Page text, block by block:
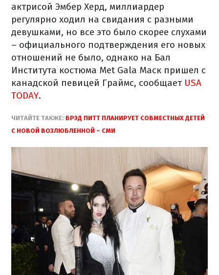
актрисой Эмбер Херд, миллиардер
регулярно ходил на свидания с разными
девушками, но все это было скорее слухами
– официального подтверждения его новых
отношений не было, однако на Бал
Института костюма Met Gala Маск пришел с
канадской певицей Граймс, сообщает USA
TODAY.
ЧИТАЙТЕ ТАКЖЕ: БРЭД ПИТТ ПЛАНИРУЕТ СОВМЕСТНЫХ ДЕТЕЙ
С НОВОЙ ВОЗЛЮБЛЕННОЙ – СМИ